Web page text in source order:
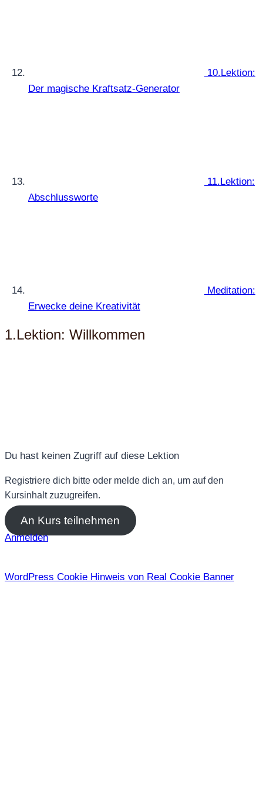
10.Lektion:
Der magische Kraftsatz-Generator
11.Lektion:
Abschlussworte
Meditation:
Erwecke deine Kreativität
1.Lektion: Willkommen
Du hast keinen Zugriff auf diese Lektion
Registriere dich bitte oder melde dich an, um auf den
Kursinhalt zuzugreifen.
An Kurs teilnehmen
Anmelden
WordPress Cookie Hinweis von Real Cookie Banner